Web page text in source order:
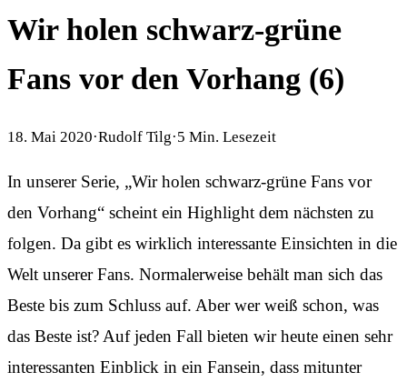
Wir holen schwarz-grüne
Fans vor den Vorhang (6)
18. Mai 2020·Rudolf Tilg·5 Min. Lesezeit
In unserer Serie, „Wir holen schwarz-grüne Fans vor
den Vorhang“ scheint ein Highlight dem nächsten zu
folgen. Da gibt es wirklich interessante Einsichten in die
Welt unserer Fans. Normalerweise behält man sich das
Beste bis zum Schluss auf. Aber wer weiß schon, was
das Beste ist? Auf jeden Fall bieten wir heute einen sehr
interessanten Einblick in ein Fansein, dass mitunter